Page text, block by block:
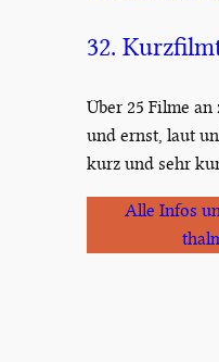
32.
Über 25 Filme
und ernst, laut
kurz und sehr
Alle Infos